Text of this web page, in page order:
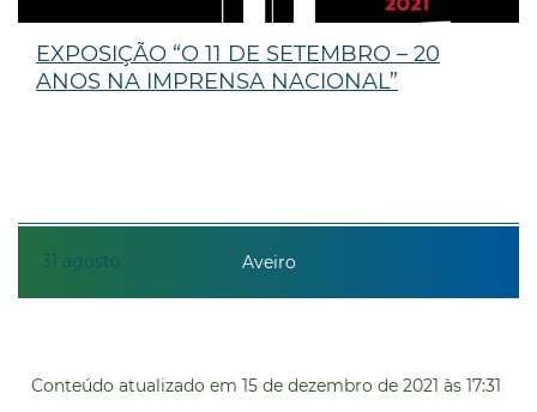
31 agosto
EXPOSIÇÃO “O 11 DE SETEMBRO – 20
ANOS NA IMPRENSA NACIONAL”
Aveiro
Conteúdo atualizado em 15 de dezembro de 2021 às 17:31